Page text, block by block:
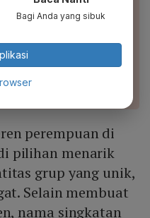
yang Menghibur
perempuan di
pilihan menarik
grup yang unik,
Selain membuat
nama singkatan
Bagi Anda yang sibuk